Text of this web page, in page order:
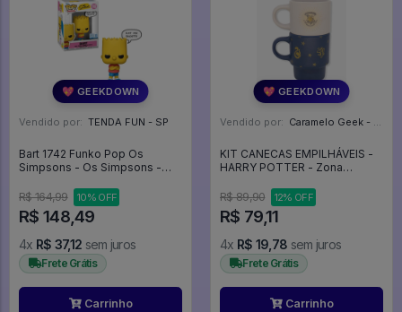
💖 GEEKDOWN
Vendido por: TENDA FUN - SP
Bart 1742 Funko Pop Os
Simpsons - Os Simpsons -
FUNKO POP #1742
R$ 164,99 10% OFF
R$ 148,49
4x R$ 37,12 sem juros
Frete Grátis
Carrinho
💖 GEEKDOWN
Vendido por: Caramelo Geek - DF
KIT CANECAS EMPILHÁVEIS -
HARRY POTTER - Zona
R$ 89,90
12% OFF
R$ 79,11
4x R$ 19,78 sem juros
Frete Grátis
Carrinho